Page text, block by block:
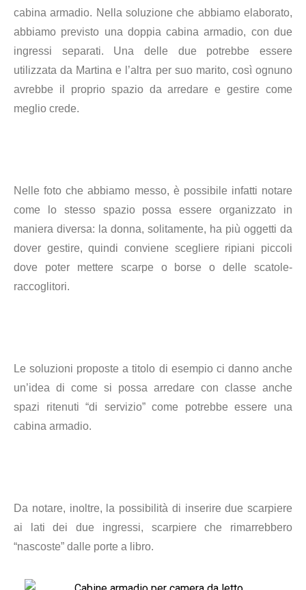
cabina armadio. Nella soluzione che abbiamo elaborato,
abbiamo previsto una doppia cabina armadio, con due
ingressi separati. Una delle due potrebbe essere
utilizzata da Martina e l’altra per suo marito, così ognuno
avrebbe il proprio spazio da arredare e gestire come
meglio crede.
Nelle foto che abbiamo messo, è possibile infatti notare
come lo stesso spazio possa essere organizzato in
maniera diversa: la donna, solitamente, ha più oggetti da
dover gestire, quindi conviene scegliere ripiani piccoli
dove poter mettere scarpe o borse o delle scatole-
raccoglitori.
Le soluzioni proposte a titolo di esempio ci danno anche
un’idea di come si possa arredare con classe anche
spazi ritenuti “di servizio” come potrebbe essere una
cabina armadio.
Da notare, inoltre, la possibilità di inserire due scarpiere
ai lati dei due ingressi, scarpiere che rimarrebbero
“nascoste” dalle porte a libro.